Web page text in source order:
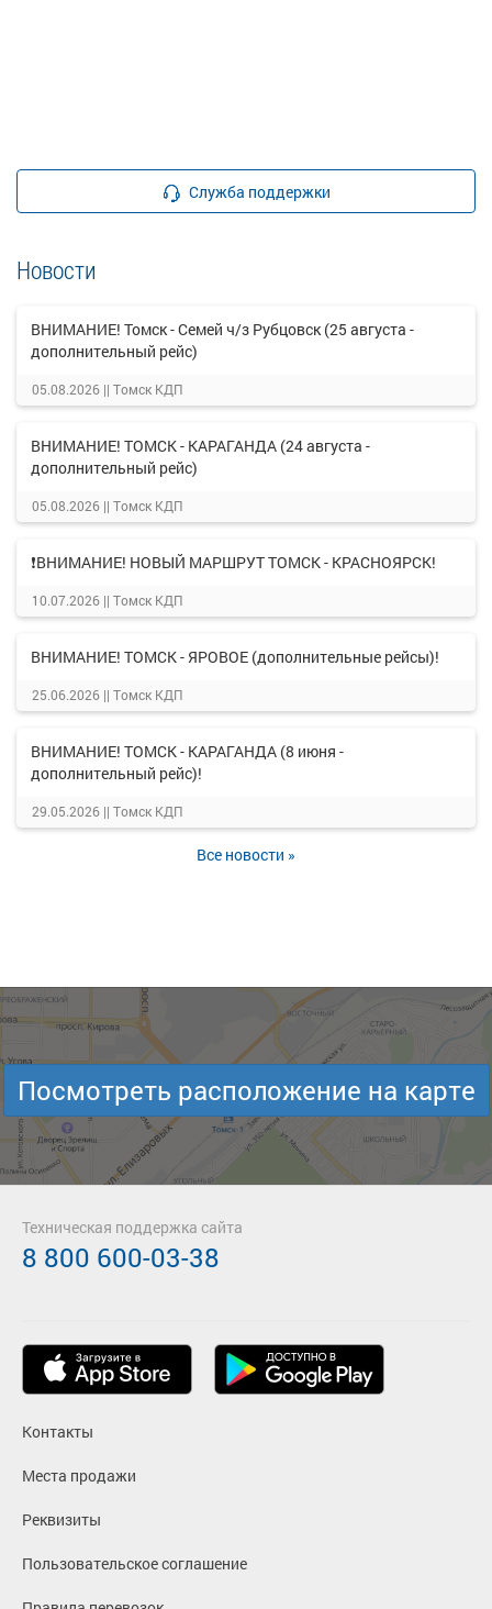
Служба поддержки
Новости
ВНИМАНИЕ! Томск - Семей ч/з Рубцовск (25 августа -
дополнительный рейс)
05.08.2026 || Томск КДП
ВНИМАНИЕ! ТОМСК - КАРАГАНДА (24 августа -
дополнительный рейс)
05.08.2026 || Томск КДП
❗ВНИМАНИЕ! НОВЫЙ МАРШРУТ ТОМСК - КРАСНОЯРСК!
10.07.2026 || Томск КДП
ВНИМАНИЕ! ТОМСК - ЯРОВОЕ (дополнительные рейсы)!
25.06.2026 || Томск КДП
ВНИМАНИЕ! ТОМСК - КАРАГАНДА (8 июня -
дополнительный рейс)!
29.05.2026 || Томск КДП
Все новости »
Посмотреть расположение на карте
Контакты
Места продажи
Реквизиты
Пользовательское соглашение
Техническая поддержка сайта
8 800 600-03-38